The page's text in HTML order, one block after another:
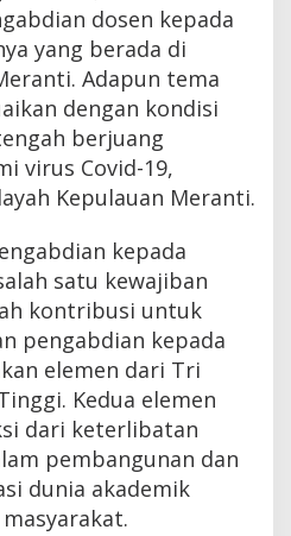
dosen kepada
yang berada di
Adapun tema
dengan kondisi
berjuang
virus Covid-19,
Kepulauan Meranti.
kepada
satu kewajiban
kontribusi untuk
pengabdian kepada
elemen dari Tri
Kedua elemen
dari keterlibatan
pembangunan dan
dunia akademik